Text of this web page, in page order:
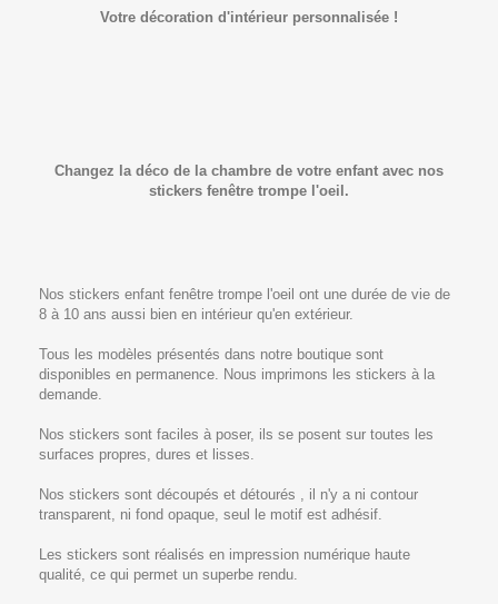
Votre décoration d'intérieur personnalisée !
Changez la déco de la chambre de votre enfant avec nos
stickers fenêtre trompe l'oeil.
Nos stickers enfant fenêtre trompe l'oeil ont une durée de vie de
8 à 10 ans aussi bien en intérieur qu'en extérieur.
Tous les modèles présentés dans notre boutique sont
disponibles en permanence. Nous imprimons les stickers à la
demande.
Nos stickers sont faciles à poser, ils se posent sur toutes les
surfaces propres, dures et lisses.
Nos stickers sont découpés et détourés , il n'y a ni contour
transparent, ni fond opaque, seul le motif est adhésif.
Les stickers sont réalisés en impression numérique haute
qualité, ce qui permet un superbe rendu.